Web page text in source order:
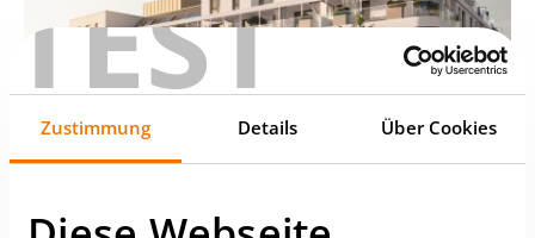
TEST
Zustimmung Details Über Cookies
© ZOOM